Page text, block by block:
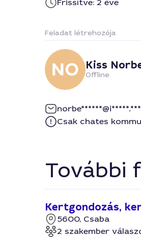
Frissítve: 2 éve
Feladat létrehozója
Kiss
Offline
norbe******@i*****.***
Csak chates
További
Kertgondozás,
5600, Csaba
2 szakember